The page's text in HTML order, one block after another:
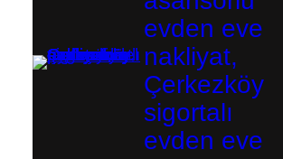
evden eve
nakliyat,
Çerkezköy
sigortalı
evden eve